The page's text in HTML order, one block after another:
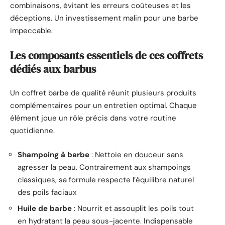
combinaisons, évitant les erreurs coûteuses et les
déceptions. Un investissement malin pour une barbe
impeccable.
Les composants essentiels de ces coffrets
dédiés aux barbus
Un coffret barbe de qualité réunit plusieurs produits
complémentaires pour un entretien optimal. Chaque
élément joue un rôle précis dans votre routine
quotidienne.
Shampoing à barbe : Nettoie en douceur sans
agresser la peau. Contrairement aux shampoings
classiques, sa formule respecte l’équilibre naturel
des poils faciaux
Huile de barbe : Nourrit et assouplit les poils tout
en hydratant la peau sous-jacente. Indispensable